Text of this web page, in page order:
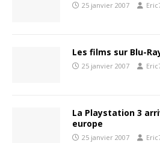
25 janvier 2007
Les films sur Blu-
25 janvier 2007
La Playstation 3
europe
25 janvier 2007